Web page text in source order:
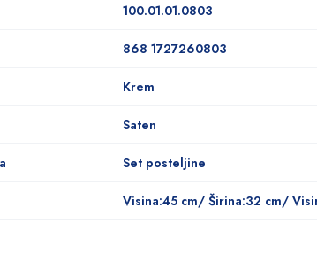
100.01.01.0803
868 1727260803
Krem
Saten
Set posteljine
Visina:45 cm/ Širina:32 cm/